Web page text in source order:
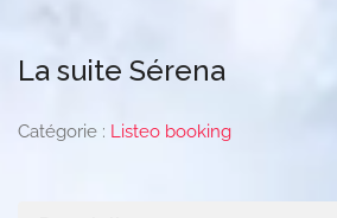
La suite Sérena
Catégorie : Listeo booking